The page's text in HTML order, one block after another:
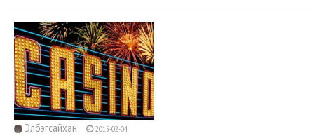
Элбэгсайхан 2015-02-04